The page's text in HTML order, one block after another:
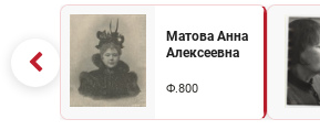
Матова Анна
Алексеевна
Ф.800